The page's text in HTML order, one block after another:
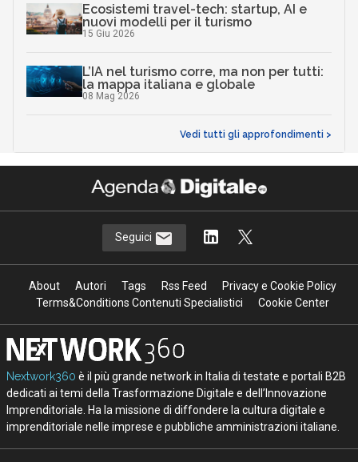
Ecosistemi travel-tech: startup, AI e
nuovi modelli per il turismo
15 Giu 2026
L’IA nel turismo corre, ma non per tutti:
la mappa italiana e globale
08 Mag 2026
Vedi tutti gli approfondimenti >
Seguici
About Autori Tags Rss Feed
Privacy e Cookie Policy
Terms&Conditions Contenuti Specialistici
Cookie Center
Nextwork360 è il più grande network in Italia di testate e portali B2B
dedicati ai temi della Trasformazione Digitale e dell’Innovazione
Imprenditoriale. Ha la missione di diffondere la cultura digitale e
imprenditoriale nelle imprese e pubbliche amministrazioni italiane.